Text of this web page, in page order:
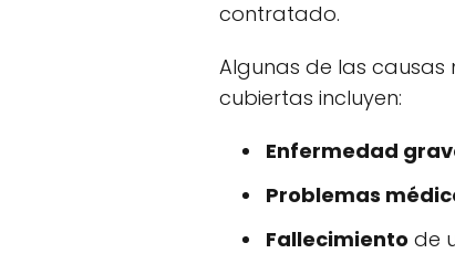
contratado.
Algunas de las causas
cubiertas incluyen:
Enfermedad
Problemas
Fallecimiento de